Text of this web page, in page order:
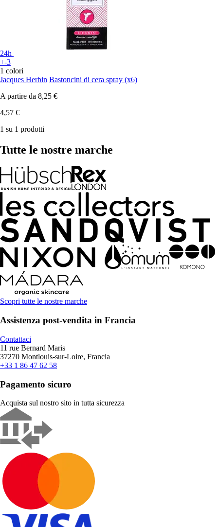
24h
+-3
1 colori
Jacques Herbin Bastoncini di cera spray (x6)
A partire da 8,25 €
4,57 €
1 su 1 prodotti
Tutte le nostre marche
Scopri tutte le nostre marche
Assistenza post-vendita in Francia
Contattaci
11 rue Bernard Maris
37270 Montlouis-sur-Loire, Francia
+33 1 86 47 62 58
Pagamento sicuro
Acquista sul nostro sito in tutta sicurezza